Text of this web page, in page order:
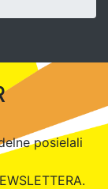
posielali